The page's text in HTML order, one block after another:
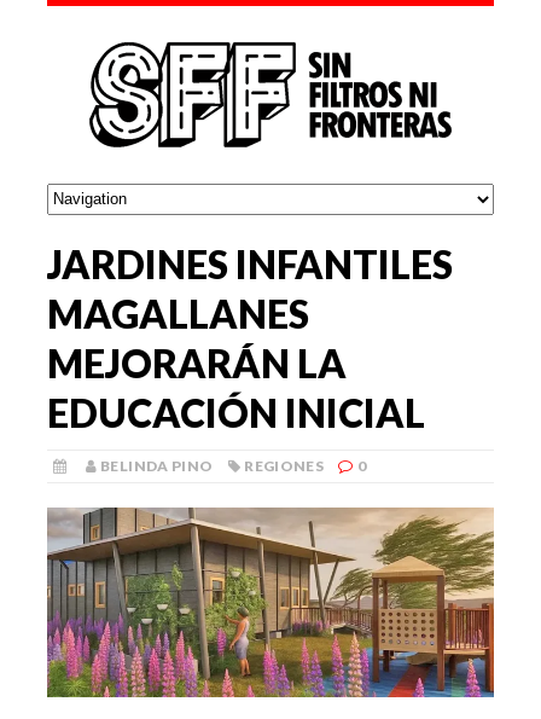
JARDINES INFANTILES
MAGALLANES
MEJORARÁN LA
EDUCACIÓN INICIAL
BELINDA PINO REGIONES 0